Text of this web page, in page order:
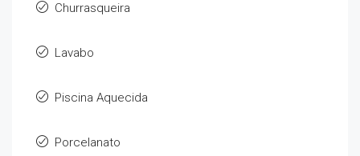
Churrasqueira
Lavabo
Piscina Aquecida
Porcelanato